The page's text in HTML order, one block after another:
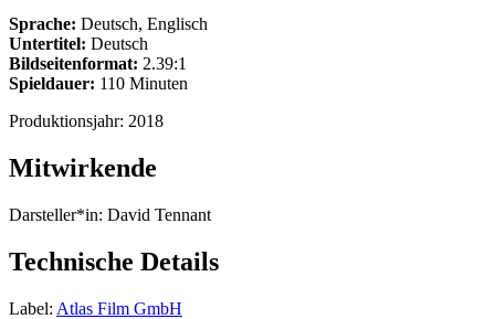
Sprache: Deutsch, Englisch
Untertitel: Deutsch
Bildseitenformat: 2.39:1
Spieldauer: 110 Minuten
Produktionsjahr: 2018
Mitwirkende
Darsteller*in: David Tennant
Technische Details
Label: Atlas Film GmbH